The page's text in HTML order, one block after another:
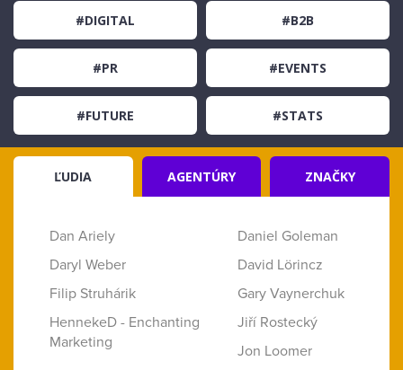
#DIGITAL #B2B
#PR #EVENTS
#FUTURE #STATS
ĽUDIA AGENTÚRY ZNAČKY
Dan Ariely
Daniel Goleman
Daryl Weber
David Lörincz
Filip Struhárik
Gary Vaynerchuk
HennekeD - Enchanting
Marketing
Jiří Rostecký
Jon Loomer